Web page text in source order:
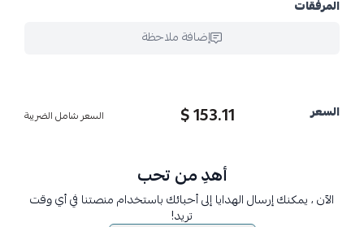
المرفقات
إضافة ملاحظة
السعر 153.11 $ السعر شامل الضريبة
أهدِ من تحب
الآن ، يمكنك إرسال الهدايا إلى أحبائك باستخدام منصتنا في أي وقت
تريد!